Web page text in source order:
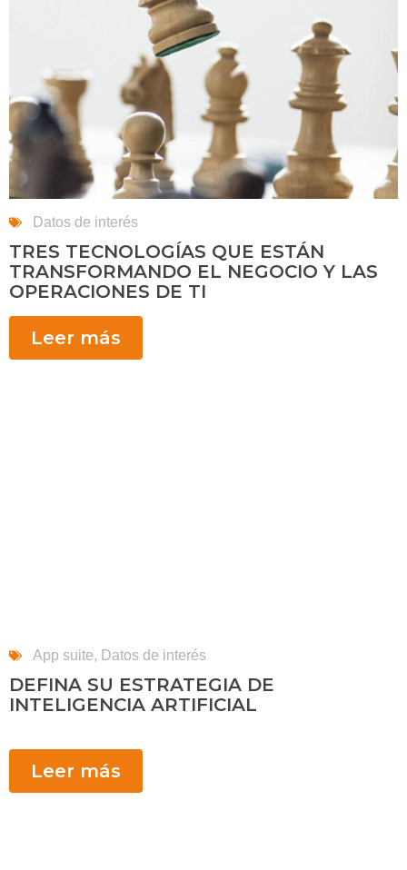
Datos de interés
TRES TECNOLOGÍAS QUE ESTÁN
TRANSFORMANDO EL NEGOCIO Y LAS
OPERACIONES DE TI
Leer más
App suite, Datos de interés
DEFINA SU ESTRATEGIA DE
INTELIGENCIA ARTIFICIAL
Leer más